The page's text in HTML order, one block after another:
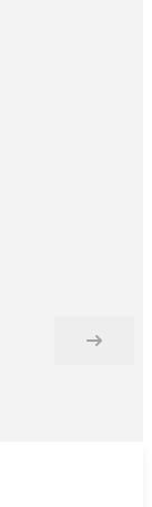
Дальше